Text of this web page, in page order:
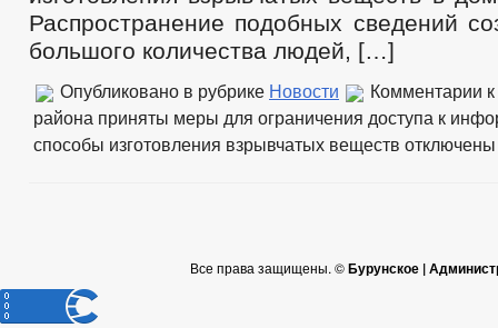
Распространение подобных сведений
большого количества людей, […]
Опубликовано в рубрике Новости Комментарии
района приняты меры для ограничения доступа к
способы изготовления взрывчатых веществ отключены
Все права защищены. ©Бурунское |